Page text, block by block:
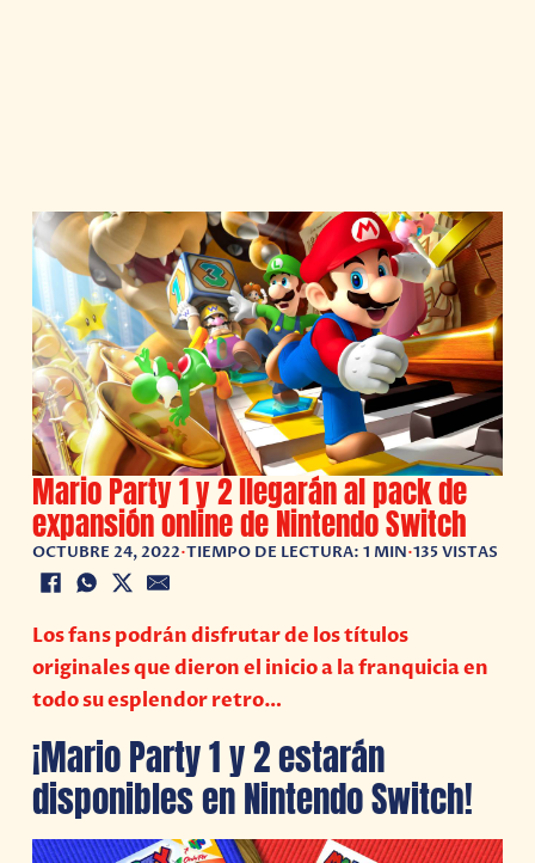
Mario Party 1 y 2 llegarán al pack de
expansión online de Nintendo Switch
OCTUBRE 24, 2022•TIEMPO DE LECTURA: 1 MIN•135 VISTAS
Los fans podrán disfrutar de los títulos
originales que dieron el inicio a la franquicia en
todo su esplendor retro…
¡Mario Party 1 y 2 estarán
disponibles en Nintendo Switch!